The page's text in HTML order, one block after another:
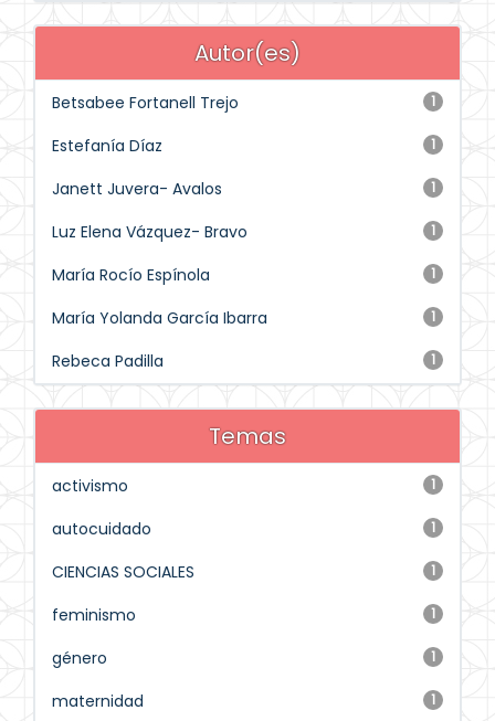
Autor(es)
1
Betsabee Fortanell Trejo
1
Estefanía Díaz
1
Janett Juvera- Avalos
1
Luz Elena Vázquez- Bravo
1
María Rocío Espínola
1
María Yolanda García Ibarra
1
Rebeca Padilla
Temas
1
activismo
1
autocuidado
1
CIENCIAS SOCIALES
1
feminismo
1
género
1
maternidad